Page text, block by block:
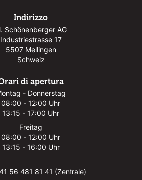
Indirizzo
Schönenberger AG
Industriestrasse 17
5507 Mellingen
Schweiz
di apertura
- Donnerstag
08:00 - 12:00 Uhr
13:15 - 17:00 Uhr
Freitag
08:00 - 12:00 Uhr
13:15 - 16:00 Uhr
56 481 81 41 (Zentrale)